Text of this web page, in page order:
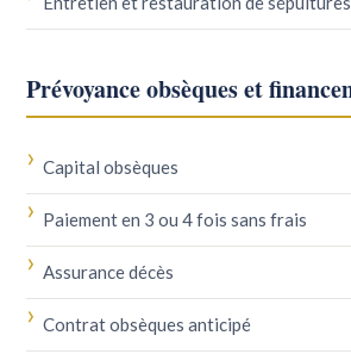
Prévoyance obsèques et
Capital obsèques
Paiement en 3 ou 4 fois sans frais
Assurance décès
Contrat obsèques anticipé